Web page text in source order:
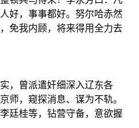
好，事事都好。努尔哈赤然
免我内顾，将来得用全力去
曾派遣奸细深入辽东各
师，窥探消息、谋为不轨。
廷桂等，钻营守备，意欲握